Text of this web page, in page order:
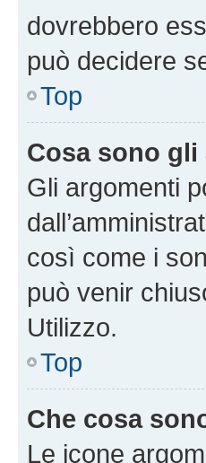
dovrebbero
può decidere
Top
Cosa sono
Gli argomenti
così come i
può venir
Utilizzo.
Top
Che cosa
Le icone